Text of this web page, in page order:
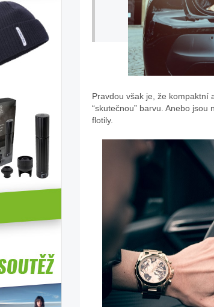
Pravdou však je, že kompaktní
“skutečnou” barvu. Anebo
flotily.